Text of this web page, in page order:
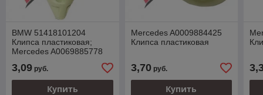
BMW 51418101204
Клипса пластиковая;
Mercedes A0069885778
3,09 руб.
Купить
Mercedes A0009884425
Клипса пластиковая
3,70руб.
Купить